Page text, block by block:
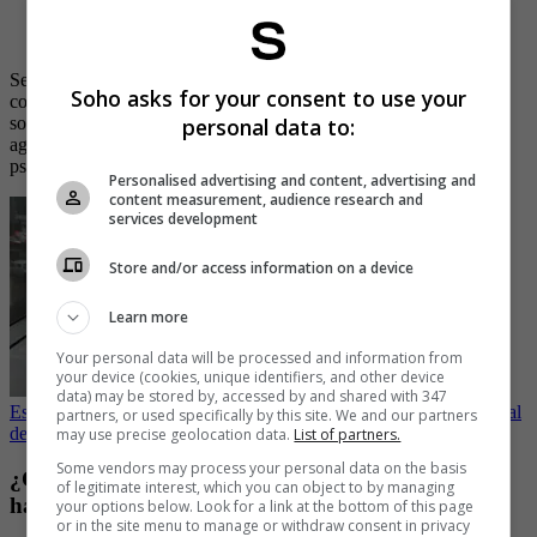
— Fiscalía Colombia (@FiscaliaCol)
Según han detallado las autoridades, el acusado ejercía acoso y
control sobre su pareja, llegando incluso a controlar sus redes
sociales, pero no solo eso, lograron comprobar que su conducta
agresiva afectaba de manera constante la integridad física, moral y
psicológica de la víctima.
Esta es la sustancia letal por la que murió pareja en centro comercial
de Medellín
¿Cómo solicitar la Patrulla Púrpura y en qué casos
hacerlo?
Soho asks for your consent to use your
personal data to:
Personalised advertising and content, advertising and
content measurement, audience research and
services development
Store and/or access information on a device
Learn more
Your personal data will be processed and information from
your device (cookies, unique identifiers, and other device
data) may be stored by, accessed by and shared with 347
partners, or used specifically by this site. We and our partners
may use precise geolocation data. List of partners.
Some vendors may process your personal data on the basis
of legitimate interest, which you can object to by managing
your options below. Look for a link at the bottom of this page
or in the site menu to manage or withdraw consent in privacy